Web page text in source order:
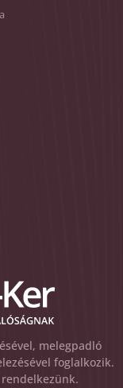
melegpadló
foglalkozik.